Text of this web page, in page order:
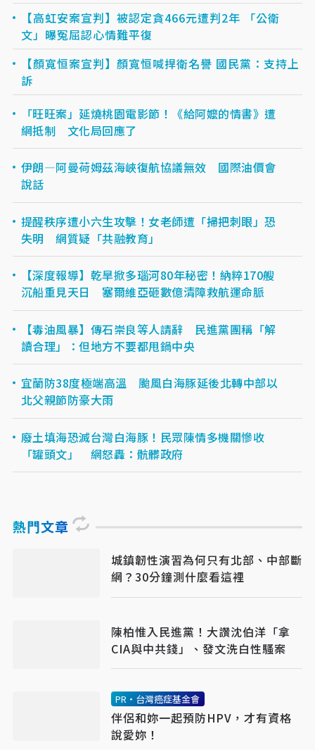
【高虹安案宣判】被認定貪466元遭判2年 「公衛
文」曝冤屈認心情難平復
【顏寬恒案宣判】顏寬恒喊捍衛名譽 國民黨：支持上
訴
「旺旺案」延燒桃園電影節！《給阿嬤的情書》遭
網抵制 文化局回應了
伊朗—阿曼荷姆茲海峽復航協議無效 國際油價會
說話
提醒秩序遭小六生攻擊！女老師遭「掃把刺眼」恐
失明 網質疑「共融教育」
【深度報導】乾旱掀多瑙河80年秘密！納粹170艘
沉船重見天日 塞爾維亞砸數億清障救航運命脈
【毒油風暴】傳石崇良等人請辭 民進黨團稱「解
讀合理」：但地方不要都甩鍋中央
宜蘭防38度極端高溫 颱風白海豚延後北轉中部以
北父親節防豪大雨
廢土填海恐滅台灣白海豚！民眾陳情多機關慘收
「罐頭文」 網怒轟：骯髒政府
熱門文章
城鎮韌性演習為何只有北部、中部斷
網？30分鐘測什麼看這裡
陳柏惟入民進黨！大讚沈伯洋「拿
CIA與中共錢」、發文洗白性騷案
PR・台灣癌症基金會
伴侶和妳一起預防HPV，才有資格
說愛妳！